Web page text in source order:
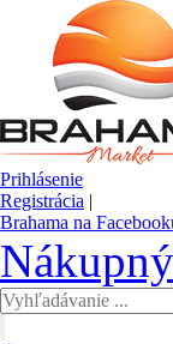
Prihlásenie
Registrácia |
Brahama na